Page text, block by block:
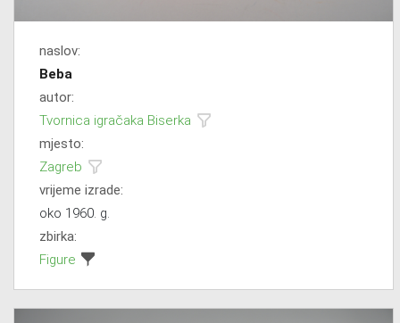
naslov:
Beba
autor:
Tvornica igračaka Biserka
mjesto:
Zagreb
vrijeme izrade:
oko 1960. g.
zbirka:
Figure